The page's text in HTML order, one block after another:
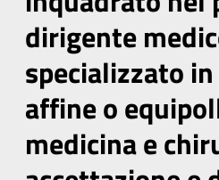
dirigente
specializzato
affine o
medicina e